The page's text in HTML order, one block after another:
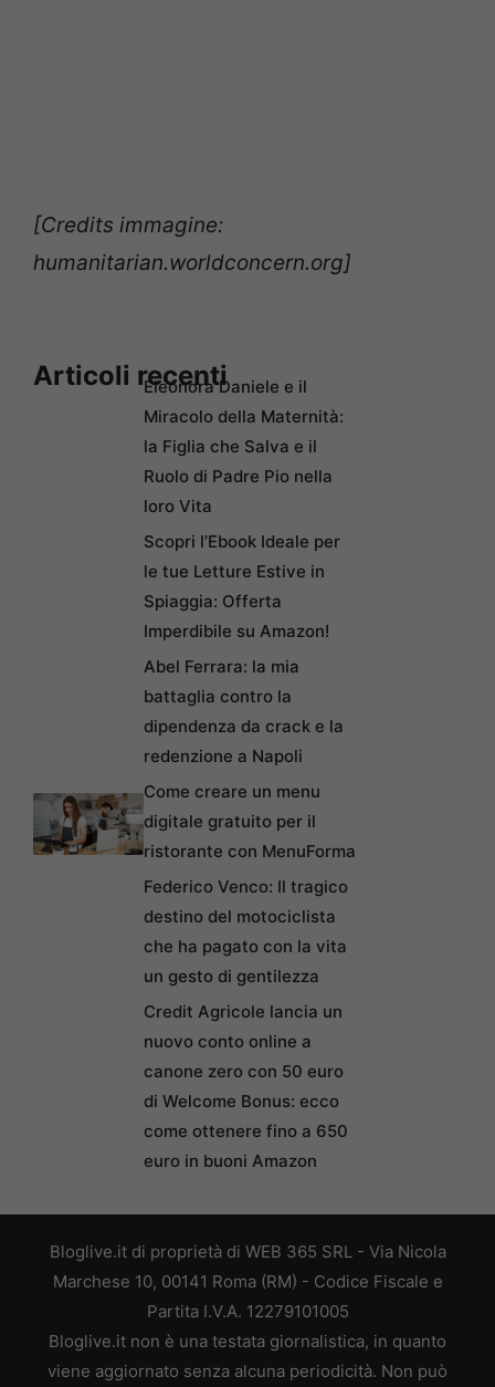
[Credits immagine:
humanitarian.worldconcern.org]
Articoli recentiEleonora Daniele e il
Miracolo della Maternità:
la Figlia che Salva e il
Ruolo di Padre Pio nella
loro Vita
Scopri l’Ebook Ideale per
le tue Letture Estive in
Spiaggia: Offerta
Imperdibile su Amazon!
Abel Ferrara: la mia
battaglia contro la
dipendenza da crack e la
redenzione a Napoli
Come creare un menu
digitale gratuito per il
ristorante con MenuForma
Federico Venco: Il tragico
destino del motociclista
che ha pagato con la vita
un gesto di gentilezza
Credit Agricole lancia un
nuovo conto online a
canone zero con 50 euro
di Welcome Bonus: ecco
come ottenere fino a 650
euro in buoni Amazon
Bloglive.it di proprietà di WEB 365 SRL - Via Nicola
Marchese 10, 00141 Roma (RM) - Codice Fiscale e
Partita I.V.A. 12279101005
Bloglive.it non è una testata giornalistica, in quanto
viene aggiornato senza alcuna periodicità. Non può